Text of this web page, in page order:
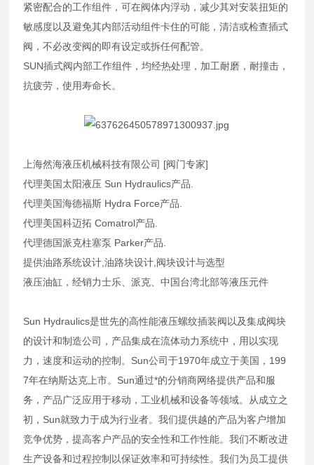
紧密配合的工作组件，可在阀体内浮动，减少其对安装扭矩的
敏感度以及避免其内部活动组件卡住的可能，清洁或检查插式
阀，不必改变阀的即有设定或拆任何配管。
SUN插式阀内部工作组件，均经热处理，加工耐磨，耐撞击，
抗疲劳，使用寿命长。
上海然海液压机械科技有限公司 [阀门专家]
代理美国太阳液压 Sun Hydraulics产品.
代理美国海德福斯 Hydra Force产品.
代理美国科迈拓 Comatrol产品.
代理德国派克柱塞泵 Parker产品.
提供油路系统设计,油路块设计,阀块设计与选型
液压油缸，经销力士乐、派克、中国台湾北部等液压元件
Sun Hydraulics是世先的高性能液压螺纹插装阀以及集成阀块
的设计和制造公司，产品集成在流体动力系统中，用以实现
力，速度和运动的控制。Sun公司于1970年成立于美国，199
7年在纳斯达克上市。Sun通过*的分销商网络提供产品和服
务，产品广泛应用于移动，工业机械和设备等领域。从成立之
初，Sun就致力于成为行业者。我们提供越的产品为客户增加
竞争优势，提高客户产品的安全性和工作性能。我们不断改进
生产设备和过程控制以保证效率和可持续性。我们为员工提供